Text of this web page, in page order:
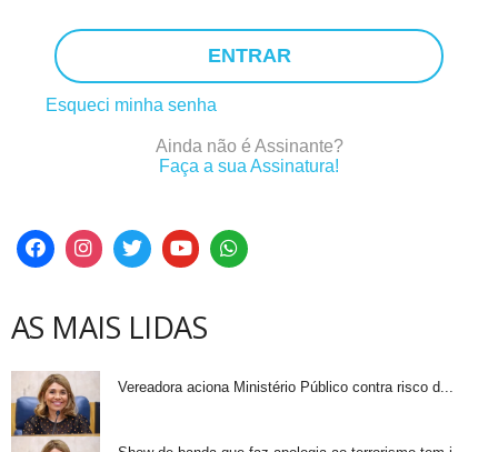
ENTRAR
Esqueci minha senha
Ainda não é Assinante?
Faça a sua Assinatura!
AS MAIS LIDAS
Vereadora aciona Ministério Público contra risco d...